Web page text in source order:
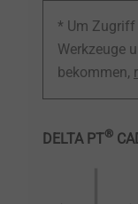
* Um Zugriff
Werkzeuge
bekommen,
DELTA PT®